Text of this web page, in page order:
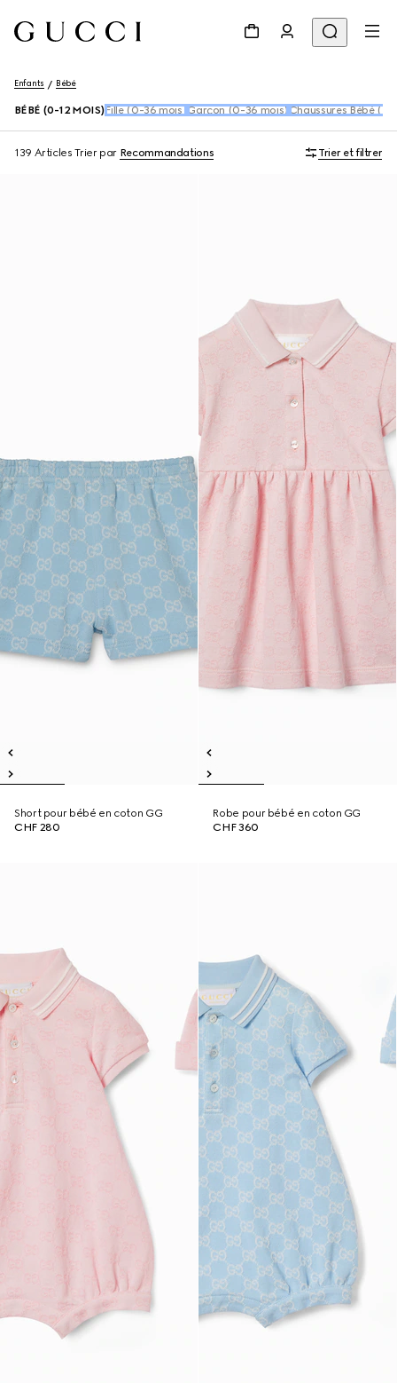
Enfants Bébé
BÉBÉ (0-12 MOIS) Fille (0-36 mois) Garçon (0-36 mois) Chaussures Bébé
139 Articles Trier par Recommandations Trier et filtrer
Short pour bébé en coton GG
CHF 280
Robe pour bébé en coton GG
CHF 360